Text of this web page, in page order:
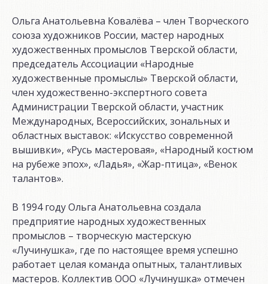
Ольга Анатольевна Ковалёва – член Творческого
союза художников России, мастер народных
художественных промыслов Тверской области,
председатель Ассоциации «Народные
художественные промыслы» Тверской области,
член художественно-экспертного совета
Администрации Тверской области, участник
Международных, Всероссийских, зональных и
областных выставок: «Искусство современной
вышивки», «Русь мастеровая», «Народный костюм
на рубеже эпох», «Ладья», «Жар-птица», «Венок
талантов».
В 1994 году Ольга Анатольевна создала
предприятие народных художественных
промыслов – творческую мастерскую
«Лучинушка», где по настоящее время успешно
работает целая команда опытных, талантливых
мастеров. Коллектив ООО «Лучинушка» отмечен